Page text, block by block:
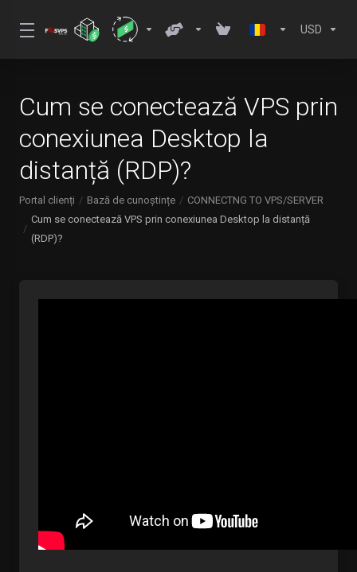
USD
Cum se conectează VPS prin
conexiunea Desktop la
distanță (RDP)?
Portal clienți Bază de cunoștințe
CONNECTNG TO VPS/SERVER
Cum se conectează VPS prin conexiunea Desktop la distanță
(RDP)?